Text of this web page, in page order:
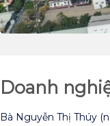
Doanh
Bà Nguyễn Thị Thúy